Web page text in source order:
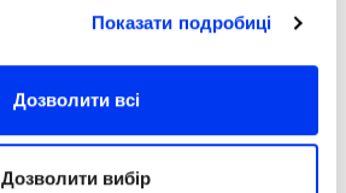
Показати подробиці
Дозволити всі
Дозволити вибір